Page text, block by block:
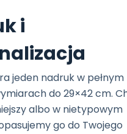
i
jeden nadruk w pełnym
do 29×42 cm.
albo w nietypowym
go do Twojego